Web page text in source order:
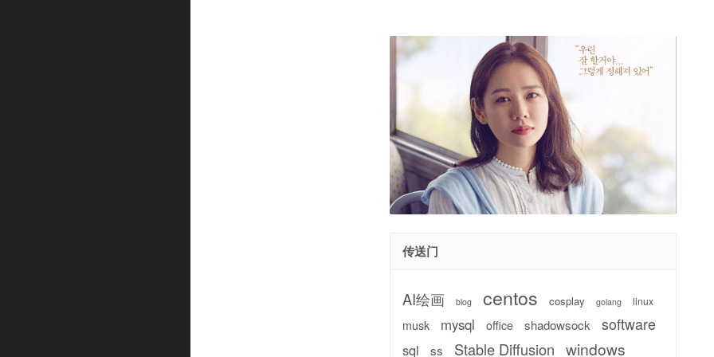
传送门
AI绘画 blog centos cosplay golang linux
musk mysql office shadowsock software
sql ss Stable Diffusion windows